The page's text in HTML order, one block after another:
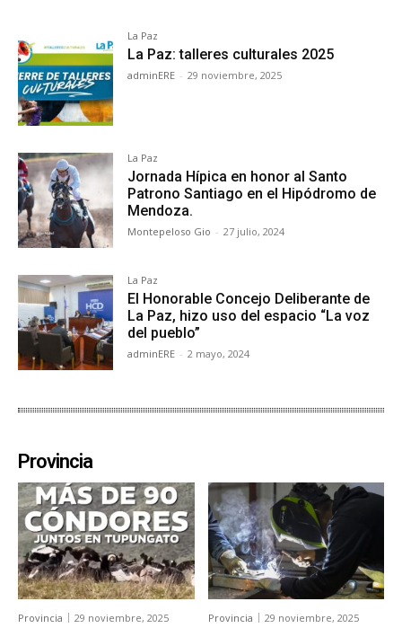
La Paz
La Paz: talleres culturales 2025
adminERE - 29 noviembre, 2025
La Paz
Jornada Hípica en honor al Santo
Patrono Santiago en el Hipódromo de
Mendoza.
Montepeloso Gio - 27 julio, 2024
La Paz
El Honorable Concejo Deliberante de
La Paz, hizo uso del espacio “La voz
del pueblo”
adminERE - 2 mayo, 2024
Provincia
Provincia 29 noviembre, 2025 Provincia 29 noviembre, 2025